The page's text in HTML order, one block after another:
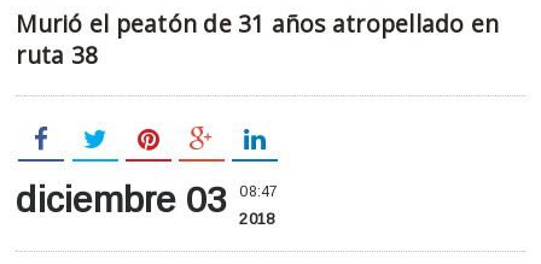
Murió el peatón de 31 años atropellado en
ruta 38
diciembre 03 08:47
2018